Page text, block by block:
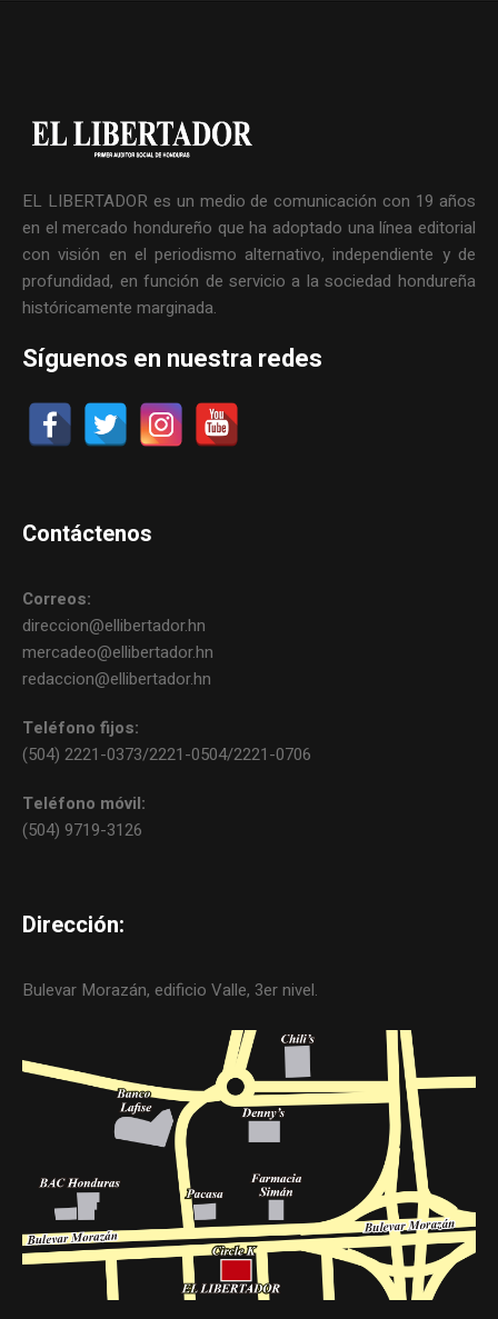
EL LIBERTADOR es un medio de comunicación con 19 años
en el mercado hondureño que ha adoptado una línea editorial
con visión en el periodismo alternativo, independiente y de
profundidad, en función de servicio a la sociedad hondureña
históricamente marginada.
Síguenos en nuestra redes
Contáctenos
Correos:
direccion@ellibertador.hn
mercadeo@ellibertador.hn
redaccion@ellibertador.hn
Teléfono fijos:
(504) 2221-0373/2221-0504/2221-0706
Teléfono móvil:
(504) 9719-3126
Dirección:
Bulevar Morazán, edificio Valle, 3er nivel.